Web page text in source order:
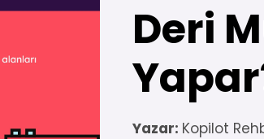
Deri
Yazar: Kopilot